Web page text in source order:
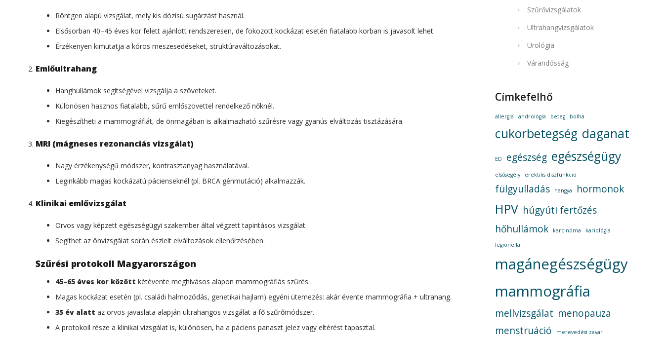
Röntgen alapú vizsgálat, mely kis dózisú sugárzást használ.
Elsősorban 40–45 éves kor felett ajánlott rendszeresen, de fokozott kockázat esetén fiatalabb korban is javasolt lehet.
Érzékenyen kimutatja a kóros meszesedéseket, struktúraváltozásokat.
Emlőultrahang
Hanghullámok segítségével vizsgálja a szöveteket.
Különösen hasznos fiatalabb, sűrű emlőszövettel rendelkező nőknél.
Kiegészítheti a mammográfiát, de önmagában is alkalmazható szűrésre vagy gyanús elváltozás tisztázására.
MRI (mágneses rezonanciás vizsgálat)
Nagy érzékenységű módszer, kontrasztanyag használatával.
Leginkább magas kockázatú pácienseknél (pl. BRCA génmutáció) alkalmazzák.
Klinikai emlővizsgálat
Orvos vagy képzett egészségügyi szakember által végzett tapintásos vizsgálat.
Segíthet az önvizsgálat során észlelt elváltozások ellenőrzésében.
Szűrési protokoll Magyarországon
45–65 éves kor között kétévente meghívásos alapon mammográfiás szűrés.
Magas kockázat esetén (pl. családi halmozódás, genetikai hajlam) egyéni ütemezés: akár évente mammográfia + ultrahang.
35 év alatt az orvos javaslata alapján ultrahangos vizsgálat a fő szűrőmódszer.
A protokoll része a klinikai vizsgálat is, különösen, ha a páciens panaszt jelez vagy eltérést tapasztal.
Szűrővizsgálatok
Ultrahangvizsgálatok
Urológia
Várandósság
Címkefelhő
allergia andrológia beteg bolha
cukorbetegség daganat
ED egészség egészségügy
elsősegély erektilis diszfunkció
fülgyulladás hangya hormonok
HPV húgyúti fertőzés
hőhullámok
karcinóma kariológia
legionella
magánegészségügy
mammográfia
mellvizsgálat menopauza
menstruáció
merevedési zavar